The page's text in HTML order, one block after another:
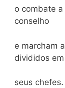
o combate
conselho
e marcham
divididos
seus